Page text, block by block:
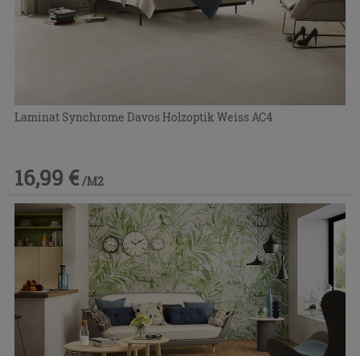
Laminat Synchrome Davos Holzoptik Weiss AC4
16,99 € /M2